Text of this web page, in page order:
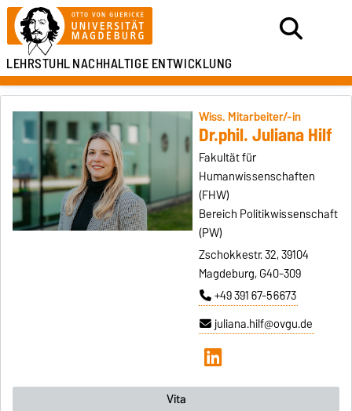
LEHRSTUHLNACHHALTIGE ENTWICKLUNG
Wiss. Mitarbeiter/-in
Dr.phil. Juliana Hilf
Fakultät für
Humanwissenschaften
(FHW)
Bereich Politikwissenschaft
(PW)
Zschokkestr. 32, 39104
Magdeburg, G40-309
+49 391 67-56673
juliana.hilf@ovgu.de
Vita